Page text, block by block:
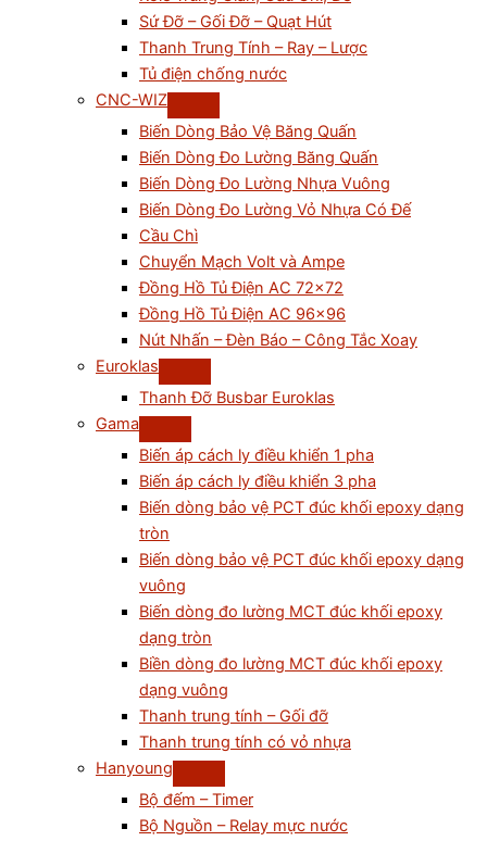
Sứ Đỡ – Gối Đỡ – Quạt Hút
Thanh Trung Tính – Ray – Lược
Tủ điện chống nước
CNC-WIZ
Biến Dòng Bảo Vệ Băng Quấn
Biến Dòng Đo Lường Băng Quấn
Biến Dòng Đo Lường Nhựa Vuông
Biến Dòng Đo Lường Vỏ Nhựa Có Đế
Cầu Chì
Chuyển Mạch Volt và Ampe
Đồng Hồ Tủ Điện AC 72×72
Đồng Hồ Tủ Điện AC 96×96
Nút Nhấn – Đèn Báo – Công Tắc Xoay
Euroklas
Thanh Đỡ Busbar Euroklas
Gama
Biến áp cách ly điều khiển 1 pha
Biến áp cách ly điều khiển 3 pha
Biến dòng bảo vệ PCT đúc khối epoxy dạng
tròn
Biến dòng bảo vệ PCT đúc khối epoxy dạng
vuông
Biến dòng đo lường MCT đúc khối epoxy
dạng tròn
Biền dòng đo lường MCT đúc khối epoxy
dạng vuông
Thanh trung tính – Gối đỡ
Thanh trung tính có vỏ nhựa
Hanyoung
Bộ đếm – Timer
Bộ Nguồn – Relay mực nước